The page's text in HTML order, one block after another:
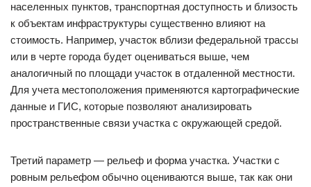
населенных пунктов, транспортная доступность и близость
к объектам инфраструктуры существенно влияют на
стоимость. Например, участок вблизи федеральной трассы
или в черте города будет оцениваться выше, чем
аналогичный по площади участок в отдаленной местности.
Для учета местоположения применяются картографические
данные и ГИС, которые позволяют анализировать
пространственные связи участка с окружающей средой.
Третий параметр — рельеф и форма участка. Участки с
ровным рельефом обычно оцениваются выше, так как они